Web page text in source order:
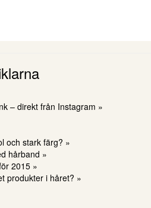
– direkt från Instagram »
och stark färg? »
hårband »
2015 »
produkter i håret? »